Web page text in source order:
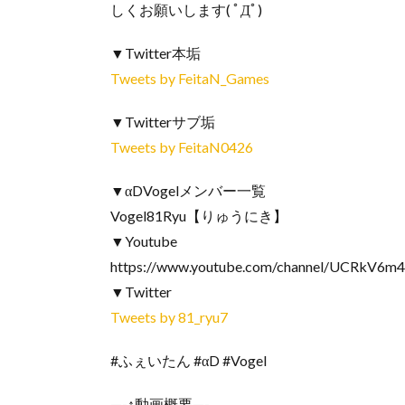
しくお願いします( ﾟДﾟ)
▼Twitter本垢
Tweets by FeitaN_Games
▼Twitterサブ垢
Tweets by FeitaN0426
▼αDVogelメンバー一覧
Vogel81Ryu【りゅうにき】
▼Youtube
https://www.youtube.com/channel/
▼Twitter
Tweets by 81_ryu7
#ふぇいたん #αD #Vogel